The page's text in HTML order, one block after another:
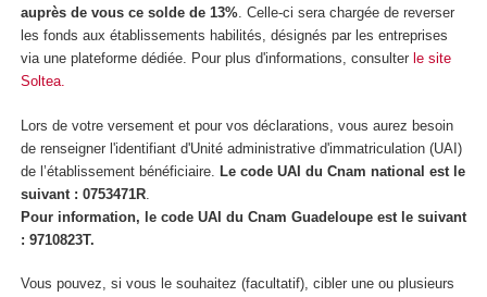
auprès de vous ce solde de 13%. Celle-ci sera chargée de reverser
les fonds aux établissements habilités, désignés par les entreprises
via une plateforme dédiée. Pour plus d'informations, consulter le site
Soltea.
Lors de votre versement et pour vos déclarations, vous aurez besoin
de renseigner l'identifiant d'Unité administrative d'immatriculation (UAI)
de l’établissement bénéficiaire.
Le code UAI du Cnam national est le
suivant : 0753471R
Pour information, le code UAI du Cnam Guadeloupe est le suivant
: 9710823T.
Vous pouvez, si vous le souhaitez (facultatif), cibler une ou plusieurs